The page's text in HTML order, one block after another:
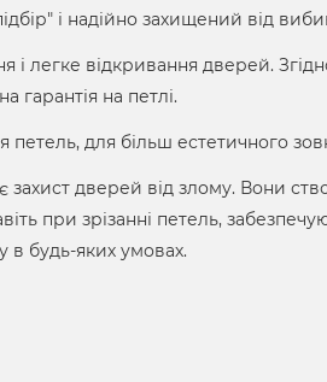
і надійно захищений від
і легке відкривання дверей.
гарантія на петлі.
петель, для більш естетичного
дверей від злому. Вони
при зрізанні петель,
в будь-яких умовах.